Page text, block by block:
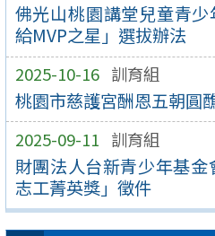
佛光山桃園講堂兒童青
給MVP之星」選拔辦法
2025-10-16 訓育組
桃園市慈護宮酬恩五朝圓
2025-09-11 訓育組
財團法人台新青少年基
志工菁英獎」徵件